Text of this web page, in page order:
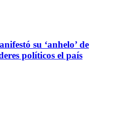
su ‘anhelo’ de
políticos el país